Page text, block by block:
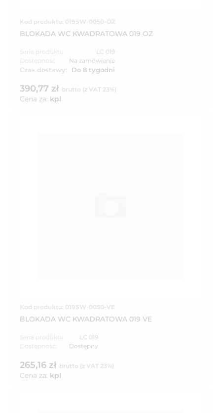
Kod produktu: 019SW-0050-OZ
BLOKADA WC KWADRATOWA 019 OZ
Seria produktu:
LC 019
Dostępność:
Na zamówienie
Czas dostawy: Do 8 tygodni
390,77 zł brutto (z VAT 23%)
Cena za: kpl
Kod produktu: 019SW-0050-VE
BLOKADA WC KWADRATOWA 019 VE
Seria produktu:
LC 019
Dostępność:
Dostępny
265,16 zł brutto (z VAT 23%)
Cena za: kpl